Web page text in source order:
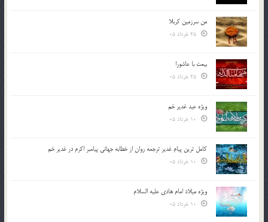
من سرزمین کربلا
بیعت با عاشورا
ویژه عید غدیر خم
کامل ترین پیام غدیر ترجمه روان از خطابه جهانی پیامبر اکرم در غدیر خم
ویژه میلاد امام هادی علیه السلام